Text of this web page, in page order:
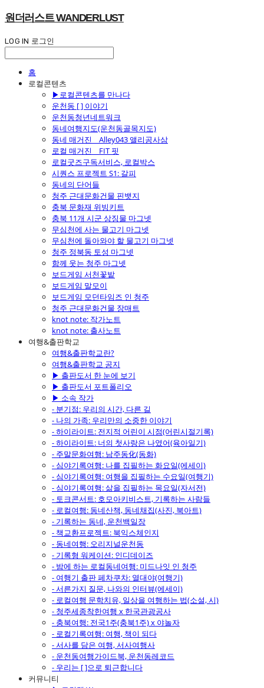
원더러스트 WANDERLUST
LOG IN 로그인
홈
로컬콘텐츠
▶로컬콘텐츠를 만나다
운천동 [ ] 이야기
운천동청년네트워크
동네여행지도(운천동골목지도)
동네 매거진 _ Alley043 앨리공사삼
로컬 매거진 _ FIT 핏
로컬굿즈구독서비스, 로컬박스
시퀀스 프로젝트 S1: 갈피
동네의 단어들
청주 근대문화건물 핀뱃지
충북 문화재 위빙키트
충북 11개 시군 상징물 마그넷
무심천에 사는 물고기 마그넷
무심천에 돌아와야 할 물고기 마그넷
청주 정북동 토성 마그넷
함께 웃는 청주 마그넷
보드게임 서천꽃밭
보드게임 말모이
보드게임 모던타임즈 인 청주
청주 근대문화건물 장매트
knot note: 작가노트
knot note: 출사노트
여행&출판학교
여행&출판학교란?
여행&출판학교 공지
▶ 출판도서 한 눈에 보기
▶ 출판도서 포트폴리오
▶ 소속 작가
- 분기점: 우리의 시간, 다른 길
- 나의 가족: 우리만의 소중한 이야기
- 하이라이트: 전지적 어린이 시점(어린시절기록)
- 하이라이트: 너의 첫사랑은 나였어(육아일기)
- 주말문화여행: 남주동化(동화)
- 심야기록여행: 나를 집필하는 화요일(에세이)
- 심야기록여행: 여행을 집필하는 수요일(여행기)
- 심야기록여행: 삶을 집필하는 목요일(자서전)
- 토크콘서트: 호모아키비스트, 기록하는 사람들
- 로컬여행: 동네산책, 동네채집(사진, 북아트)
- 기록하는 동네, 운천백일장
- 책교환프로젝트: 북익스체인지
- 동네여행: 오리지널운천동
- 기록형 워케이션: 인디데이즈
- 밤에 하는 로컬동네여행: 미드나잇 인 청주
- 여행기 출판 페차쿠차: 열대야(여행기)
- 서른가지 질문, 나와의 인터뷰(에세이)
- 로컬여행 문학치유, 일상을 여행하는 법(소설, 시)
- 청주세종착한여행 x 한국관광공사
- 충북여행: 전국1주(충북1주) x 야놀자
- 로컬기록여행: 여행, 책이 되다
- 서사를 담은 여행, 서사여행사
- 운천동여행가이드북, 운천동레코드
- 우리는 [ ]으로 퇴근합니다
커뮤니티